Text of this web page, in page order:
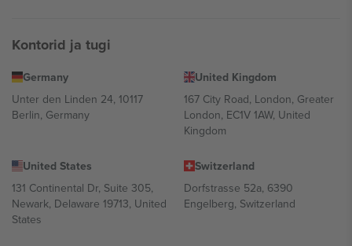
Kontorid ja tugi
Germany
Unter den Linden 24, 10117
Berlin, Germany
United Kingdom
167 City Road, London, Greater
London, EC1V 1AW, United
Kingdom
United States
131 Continental Dr, Suite 305,
Newark, Delaware 19713, United
States
Switzerland
Dorfstrasse 52a, 6390
Engelberg, Switzerland